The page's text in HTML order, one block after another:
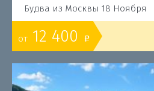
Будва из Москвы 18 Ноября
от 12 400 o